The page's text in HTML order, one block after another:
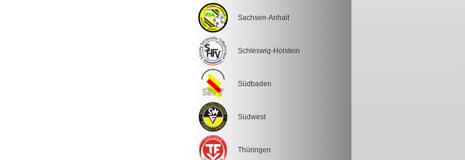
Sachsen-Anhalt
Schleswig-Holstein
Südbaden
Südwest
Thüringen